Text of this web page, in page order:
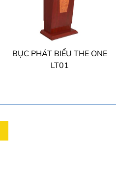
BỤC PHÁT BIỂU THE ONE
LT01